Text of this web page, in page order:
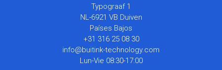
Typograaf 1
NL-6921 VB Duiven
Países Bajos
+31 316 25 08 30
info@buitink-technology.com
Lun-Vie 08:30-17:00